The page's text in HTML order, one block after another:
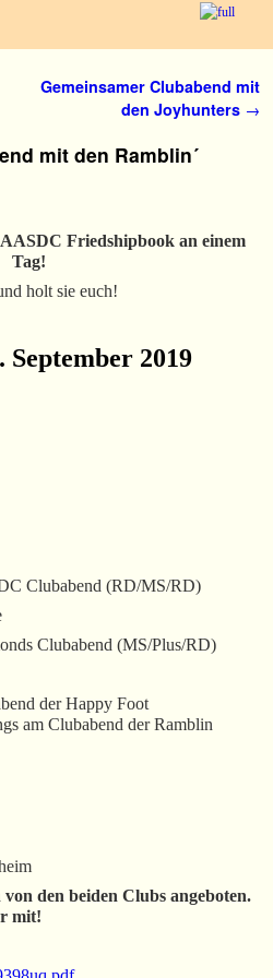
Gemeinsamer Clubabend mit
den Joyhunters →
mit den Ramblin´
Friedshipbook an einem
Tag!
holt sie euch!
September 2019
Clubabend (RD/MS/RD)
Clubabend (MS/Plus/RD)
der Happy Foot
am Clubabend der Ramblin
den beiden Clubs angeboten.
mit!